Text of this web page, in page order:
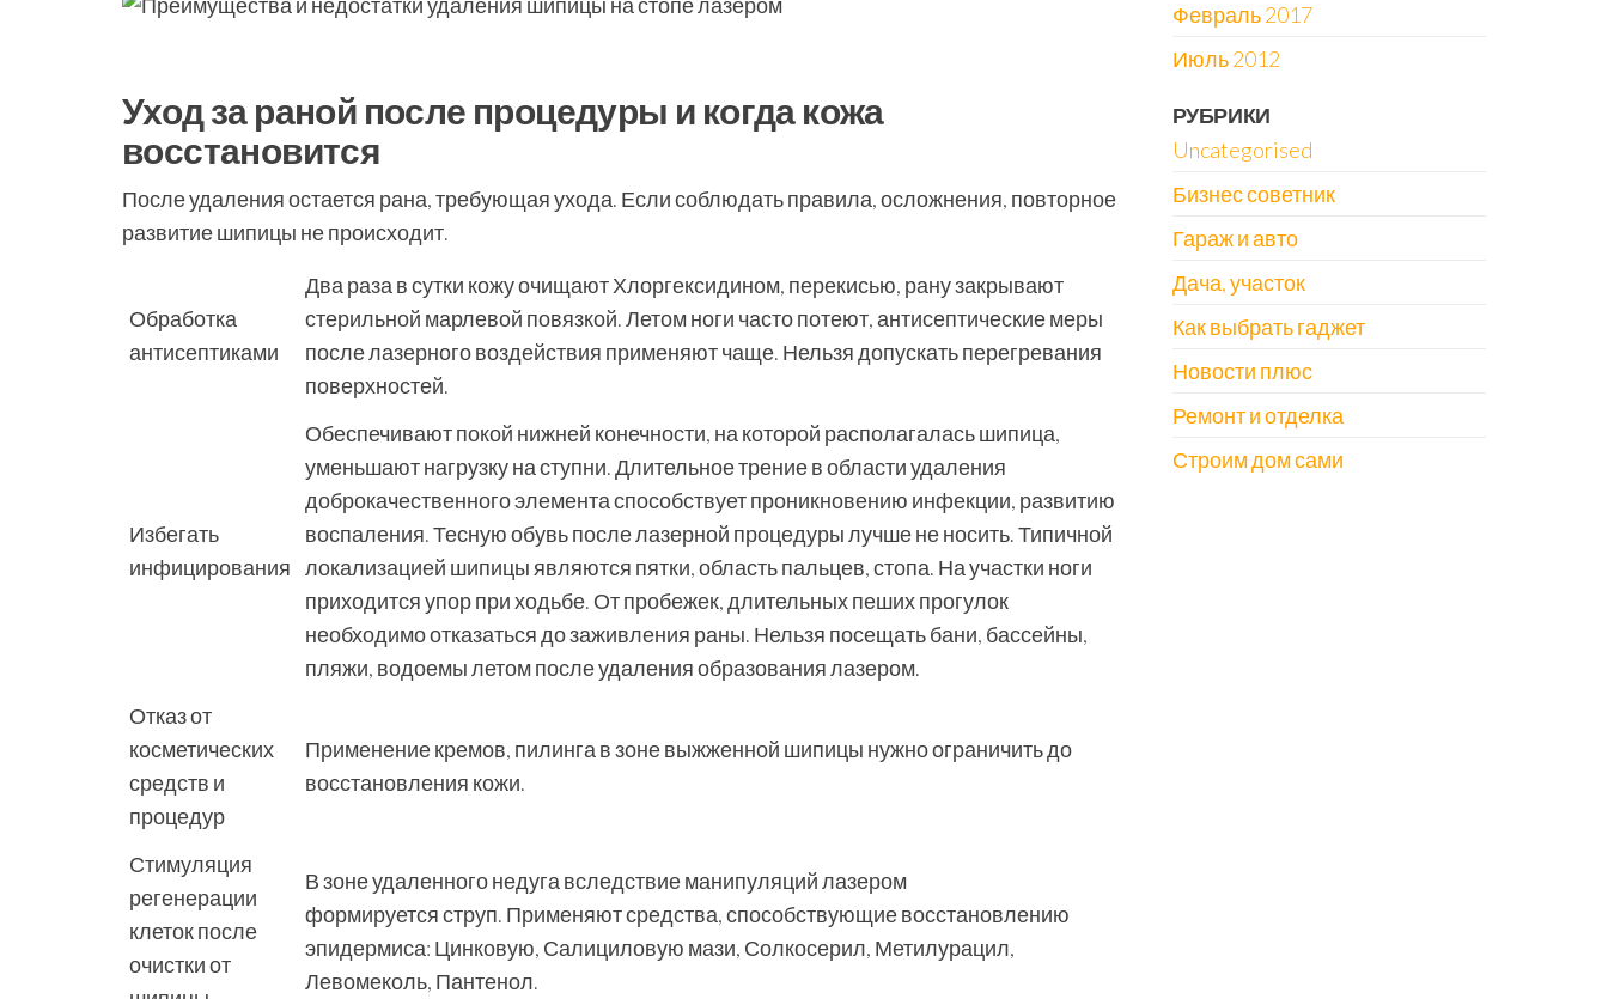
Уход за раной после процедуры и когда кожа
восстановится
После удаления остается рана, требующая ухода. Если соблюдать правила, осложнения, повторное
развитие шипицы не происходит.
Обработка
антисептиками
Два раза в сутки кожу очищают Хлоргексидином, перекисью, рану закрывают
стерильной марлевой повязкой. Летом ноги часто потеют, антисептические меры
после лазерного воздействия применяют чаще. Нельзя допускать перегревания
поверхностей.
Избегать
инфицирования
Обеспечивают покой нижней конечности, на которой располагалась шипица,
уменьшают нагрузку на ступни. Длительное трение в области удаления
доброкачественного элемента способствует проникновению инфекции, развитию
воспаления. Тесную обувь после лазерной процедуры лучше не носить. Типичной
локализацией шипицы являются пятки, область пальцев, стопа. На участки ноги
приходится упор при ходьбе. От пробежек, длительных пеших прогулок
необходимо отказаться до заживления раны. Нельзя посещать бани, бассейны,
пляжи, водоемы летом после удаления образования лазером.
Отказ от
косметических
средств и
процедур
Применение кремов, пилинга в зоне выжженной шипицы нужно ограничить до
восстановления кожи.
Стимуляция
регенерации
клеток после
очистки от
В зоне удаленного недуга вследствие манипуляций лазером
формируется струп. Применяют средства, способствующие восстановлению
эпидермиса: Цинковую, Салициловую мази, Солкосерил, Метилурацил,
Левомеколь, Пантенол.
Февраль 2017
Июль 2012
РУБРИКИ
Uncategorised
Бизнес советник
Гараж и авто
Дача, участок
Как выбрать гаджет
Новости плюс
Ремонт и отделка
Строим дом сами